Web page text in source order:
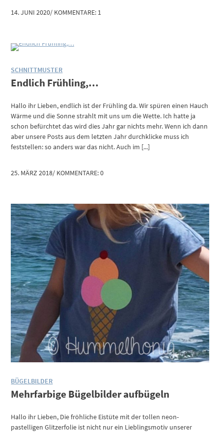
14. JUNI 2020/ KOMMENTARE: 1
SCHNITTMUSTER
Endlich Frühling,…
Hallo ihr Lieben, endlich ist der Frühling da. Wir spüren einen Hauch
Wärme und die Sonne strahlt mit uns um die Wette. Ich hatte ja
schon befürchtet das wird dies Jahr gar nichts mehr. Wenn ich dann
aber unsere Posts aus dem letzten Jahr durchklicke muss ich
feststellen: so anders war das nicht. Auch im [...]
25. MÄRZ 2018/ KOMMENTARE: 0
BÜGELBILDER
Mehrfarbige Bügelbilder aufbügeln
Hallo ihr Lieben, Die fröhliche Eistüte mit der tollen neon-
pastelligen Glitzerfolie ist nicht nur ein Lieblingsmotiv unserer